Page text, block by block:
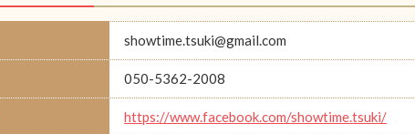
showtime.tsuki@gmail.com
050-5362-2008
https://www.facebook.com/showtime.tsuki/